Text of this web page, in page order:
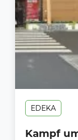
EDEKA
Kampf